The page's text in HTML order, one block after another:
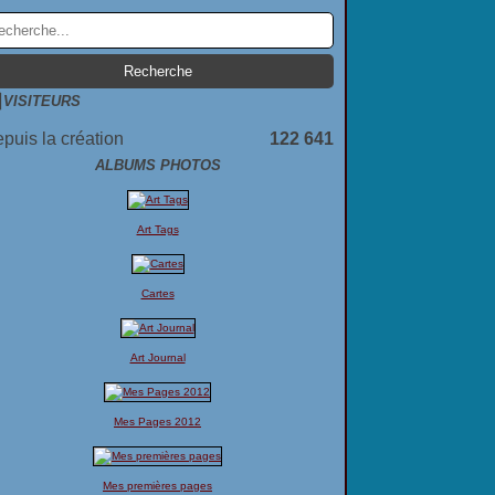
VISITEURS
la création 122 641
ALBUMS PHOTOS
Art Tags
Cartes
Art Journal
Mes Pages 2012
Mes premières pages